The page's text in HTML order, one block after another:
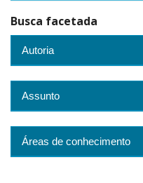
Busca facetada
Autoria
Assunto
Áreas de conhecimento